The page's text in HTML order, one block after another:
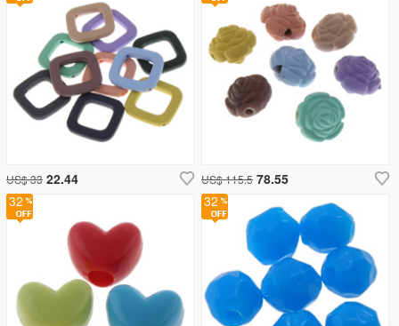
US$ 33 22.44
32 32
US$ 115.5 78.55